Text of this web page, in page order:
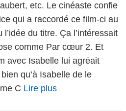
etc. Le cinéaste confie
qui a raccordé ce film-ci au
du titre. Ça l’intéressait
comme Par cœur 2. Et
avec Isabelle lui agréait
qu’à Isabelle de le
C Lire plus